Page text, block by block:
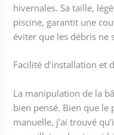
hivernales. Sa taille,
piscine, garantit une
éviter que les débris ne
Facilité d’installation et
La manipulation de la
bien pensé. Bien que
manuelle, j’ai trouvé